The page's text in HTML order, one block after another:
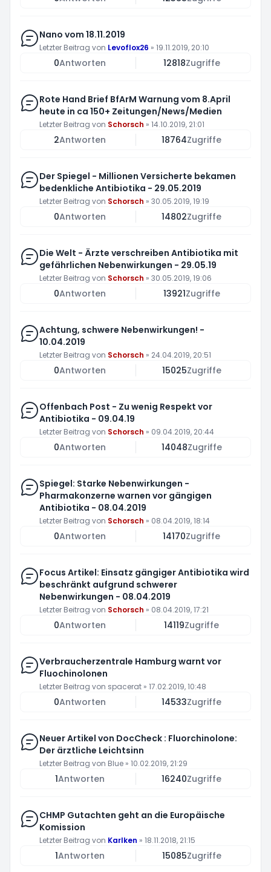
Nano vom 18.11.2019
Letzter Beitrag von Levoflox26 » 19.11.2019, 20:10
0Antworten 12818Zugriffe
Rote Hand Brief BfArM Warnung vom 8.April
heute in ca 150+ Zeitungen/News/Medien
Letzter Beitrag von Schorsch » 14.10.2019, 21:01
2Antworten 18764Zugriffe
Der Spiegel - Millionen Versicherte bekamen
bedenkliche Antibiotika - 29.05.2019
Letzter Beitrag von Schorsch » 30.05.2019, 19:19
0Antworten 14802Zugriffe
Die Welt - Ärzte verschreiben Antibiotika mit
gefährlichen Nebenwirkungen - 29.05.19
Letzter Beitrag von Schorsch » 30.05.2019, 19:06
0Antworten 13921Zugriffe
Achtung, schwere Neben­wirkungen! -
10.04.2019
Letzter Beitrag von Schorsch » 24.04.2019, 20:51
0Antworten 15025Zugriffe
Offenbach Post - Zu wenig Respekt vor
Antibiotika - 09.04.19
Letzter Beitrag von Schorsch » 09.04.2019, 20:44
0Antworten 14048Zugriffe
Spiegel: Starke Nebenwirkungen -
Pharmakonzerne warnen vor gängigen
Antibiotika - 08.04.2019
Letzter Beitrag von Schorsch » 08.04.2019, 18:14
0Antworten 14170Zugriffe
Focus Artikel: Einsatz gängiger Antibiotika wird
beschränkt aufgrund schwerer
Nebenwirkungen - 08.04.2019
Letzter Beitrag von Schorsch » 08.04.2019, 17:21
0Antworten 14119Zugriffe
Verbraucherzentrale Hamburg warnt vor
Fluochinolonen
Letzter Beitrag von spacerat » 17.02.2019, 10:48
0Antworten 14533Zugriffe
Neuer Artikel von DocCheck : Fluorchinolone:
Der ärztliche Leichtsinn
Letzter Beitrag von Blue » 10.02.2019, 21:29
1Antworten 16240Zugriffe
CHMP Gutachten geht an die Europäische
Komission
Letzter Beitrag von Karlken » 18.11.2018, 21:15
1Antworten 15085Zugriffe